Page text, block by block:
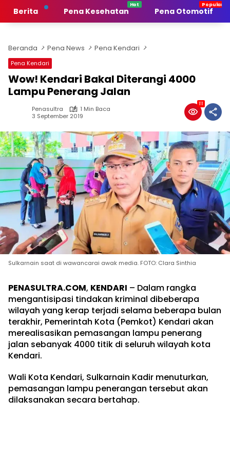
Berita Pena Kesehatan Pena Otomotif
Beranda Pena News Pena Kendari
Pena Kendari
Wow! Kendari Bakal Diterangi 4000
Lampu Penerang Jalan
Penasultra
1 Min Baca
3 September 2019
111
Sulkarnain saat di wawancarai awak media. FOTO: Clara Sinthia
PENASULTRA.COM, KENDARI – Dalam rangka
mengantisipasi tindakan kriminal dibeberapa
wilayah yang kerap terjadi selama beberapa bulan
terakhir, Pemerintah Kota (Pemkot) Kendari akan
merealisasikan pemasangan lampu penerang
jalan sebanyak 4000 titik di seluruh wilayah kota
Kendari.
Wali Kota Kendari, Sulkarnain Kadir menuturkan,
pemasangan lampu penerangan tersebut akan
dilaksanakan secara bertahap.